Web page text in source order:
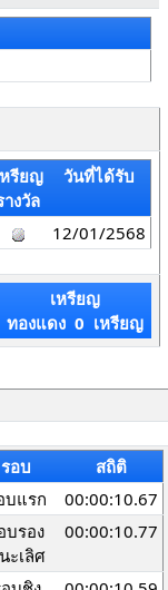
หรียญ
างวัล
วันที่ได้รับ
12/01/2568
เหรียญ
ทองแดง 0 เหรียญ
รอบ
สถิติ
บแรก
00:00:10.67
บรอง
ะเลิศ
00:00:10.77